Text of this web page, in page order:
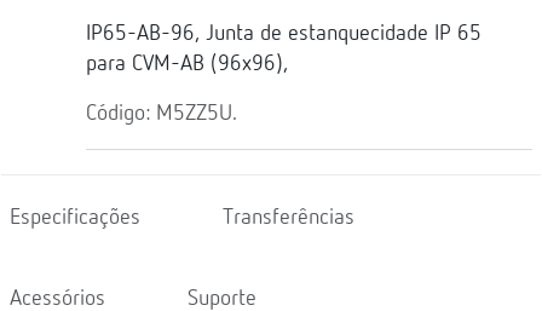
IP65-AB-96, Junta de estanquecidade IP 65
para CVM-AB (96x96),
Código: M5ZZ5U.
Especificações Transferências
Acessórios Suporte